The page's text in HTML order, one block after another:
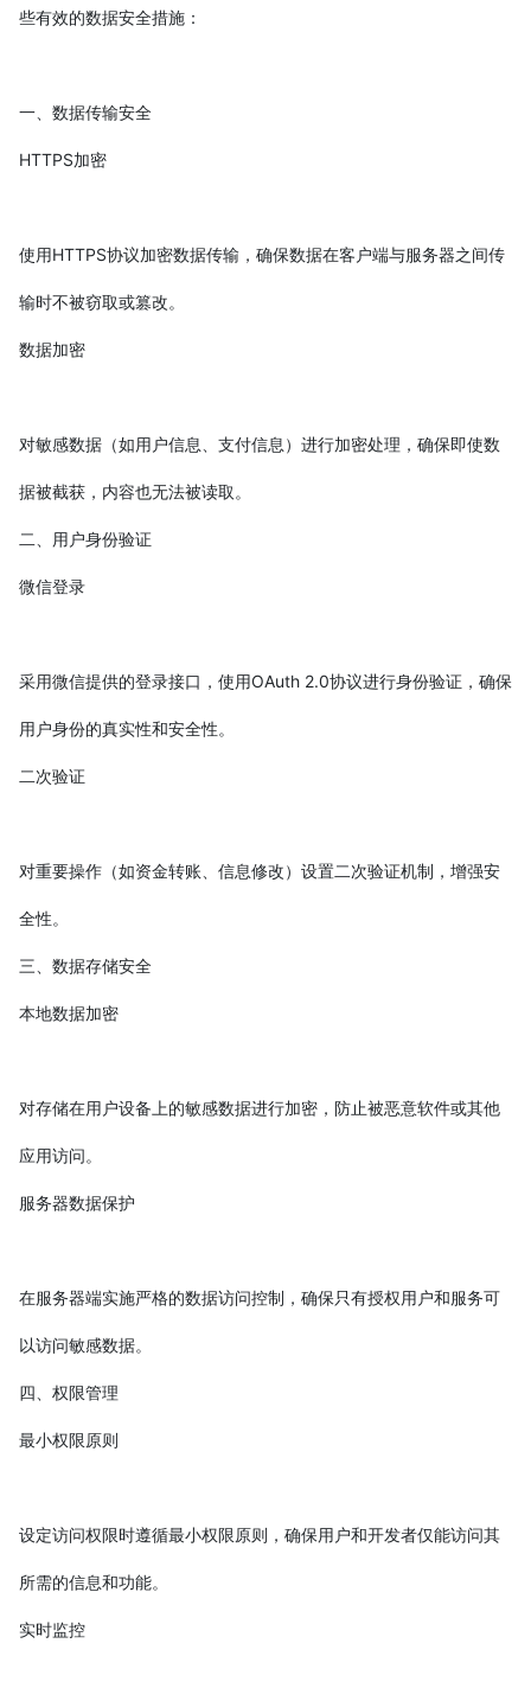
些有效的数据安全措施：
一、数据传输安全
HTTPS加密
使用HTTPS协议加密数据传输，确保数据在客户端与服务器之间传
输时不被窃取或篡改。
数据加密
对敏感数据（如用户信息、支付信息）进行加密处理，确保即使数
据被截获，内容也无法被读取。
二、用户身份验证
微信登录
采用微信提供的登录接口，使用OAuth 2.0协议进行身份验证，确保
用户身份的真实性和安全性。
二次验证
对重要操作（如资金转账、信息修改）设置二次验证机制，增强安
全性。
三、数据存储安全
本地数据加密
对存储在用户设备上的敏感数据进行加密，防止被恶意软件或其他
应用访问。
服务器数据保护
在服务器端实施严格的数据访问控制，确保只有授权用户和服务可
以访问敏感数据。
四、权限管理
最小权限原则
设定访问权限时遵循最小权限原则，确保用户和开发者仅能访问其
所需的信息和功能。
实时监控